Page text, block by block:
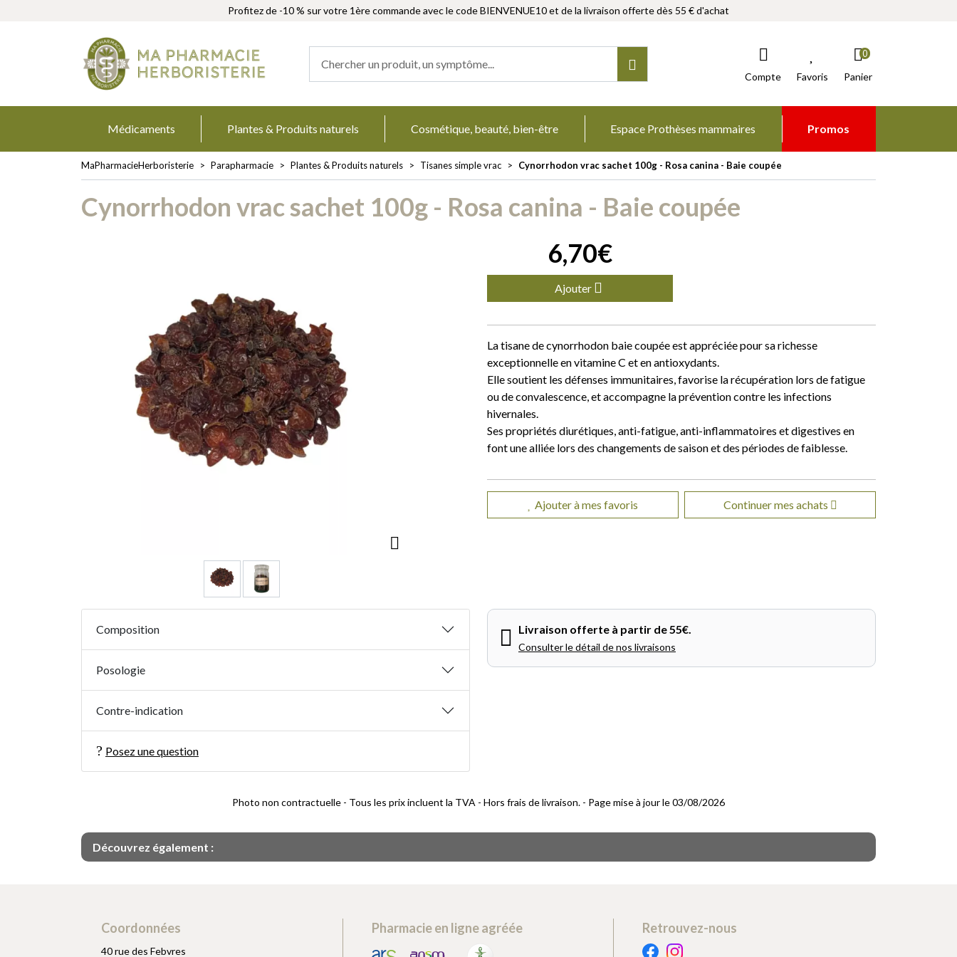
Profitez de -10 % sur votre 1ère commande avec le code BIENVENUE10 et de la livraison offerte dès 55 € d'achat
Compte Favoris Panier
0
Médicaments Plantes & Produits naturels Cosmétique, beauté, bien-être Espace Prothèses mammaires Promos
MaPharmacieHerboristerie Parapharmacie Plantes & Produits naturels Tisanes simple vrac Cynorrhodon vrac sachet 100g - Rosa canina - Baie coupée
Cynorrhodon vrac sachet 100g - Rosa canina - Baie coupée
6,70€
Ajouter
La tisane de cynorrhodon baie coupée est appréciée pour sa richesse
exceptionnelle en vitamine C et en antioxydants.
Elle soutient les défenses immunitaires, favorise la récupération lors de fatigue
ou de convalescence, et accompagne la prévention contre les infections
hivernales.
Ses propriétés diurétiques, anti-fatigue, anti-inflammatoires et digestives en
font une alliée lors des changements de saison et des périodes de faiblesse.
Ajouter à mes favoris Continuer mes achats
Composition
Posologie
Contre-indication
Posez une question
Livraison offerte à partir de 55€.
Consulter le détail de nos livraisons
Photo non contractuelle - Tous les prix incluent la TVA - Hors frais de livraison. - Page mise à jour le 03/08/2026
Découvrez également :
Coordonnées
40 rue des Febvres
Pharmacie en ligne agréée Retrouvez-nous